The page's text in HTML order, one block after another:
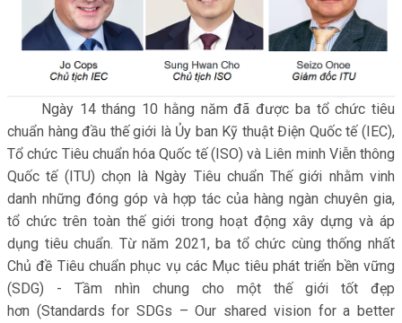
Ngày 14 tháng 10 hằng năm đã được ba tổ chức tiêu
chuẩn hàng đầu thế giới là Ủy ban Kỹ thuật Điện Quốc tế (IEC),
Tổ chức Tiêu chuẩn hóa Quốc tế (ISO) và Liên minh Viễn thông
Quốc tế (ITU) chọn là Ngày Tiêu chuẩn Thế giới nhằm vinh
danh những đóng góp và hợp tác của hàng ngàn chuyên gia,
tổ chức trên toàn thế giới trong hoạt động xây dựng và áp
dụng tiêu chuẩn. Từ năm 2021, ba tổ chức cùng thống nhất
Chủ đề Tiêu chuẩn phục vụ các Mục tiêu phát triển bền vững
(SDG) - Tầm nhìn chung cho một thế giới tốt đẹp
hơn (Standards for SDGs – Our shared vision for a better